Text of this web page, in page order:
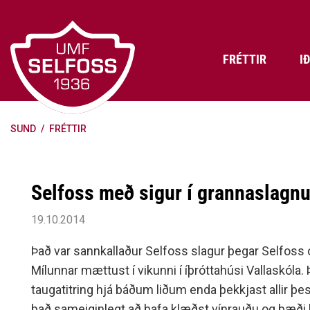
efni
FRÉTTIR
Æfingagjöld
Frádráttarbærir styrkir til
Selfoss
Jafnréttisáætlun Umf. Selfoss
Persónuverndarstefna Umf.
Selfoss
Reglugerð um fjáraflanir
SUND / FRÉTTIR
Selfoss með sigur í
19.10.2014
Það var sannkallaður Selfoss slagur þegar Selfoss
Mílunnar mættust í vikunni í íþróttahúsi Vallaskóla.
taugatitring hjá báðum liðum enda þekkjast allir